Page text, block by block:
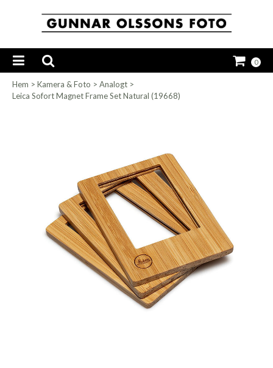
0
Hem > Kamera & Foto > Analogt >
Leica Sofort Magnet Frame Set Natural (19668)